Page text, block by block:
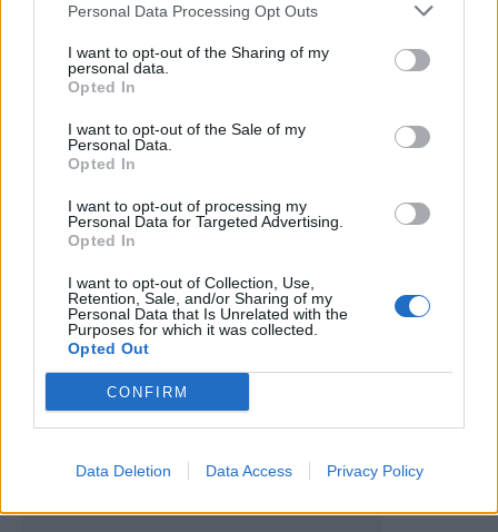
Personal Data Processing Opt Outs
I want to opt-out of the Sharing of my
personal data.
Opted In
I want to opt-out of the Sale of my
Personal Data.
Opted In
I want to opt-out of processing my
Personal Data for Targeted Advertising.
Opted In
I want to opt-out of Collection, Use,
Retention, Sale, and/or Sharing of my
Personal Data that Is Unrelated with the
Purposes for which it was collected.
Opted Out
CONFIRM
Data Deletion Data Access Privacy Policy
Artigo anterior
Mirandelense Paulo Lopes vai
orientar o Al Ahli
Novo record de participantes
na 3.ª edição do Sabrosa Trail